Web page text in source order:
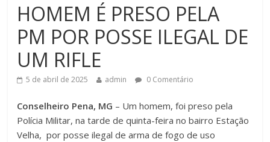
HOMEM É PRESO PELA
PM POR POSSE ILEGAL DE
UM RIFLE
5 de abril de 2025 admin 0 Comentário
Conselheiro Pena, MG – Um homem, foi preso pela
Polícia Militar, na tarde de quinta-feira no bairro Estação
Velha, por posse ilegal de arma de fogo de uso